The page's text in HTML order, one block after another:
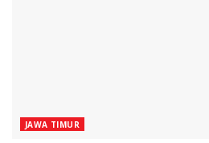
JAWA TIMUR